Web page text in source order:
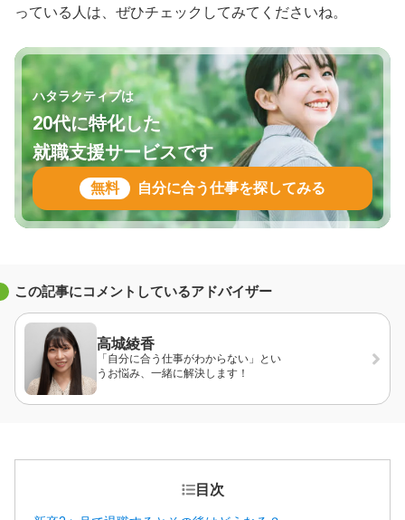
っている人は、ぜひチェックしてみてくださいね。
ハタラクティブは
20代に特化した
就職支援サービスです
無料 自分に合う仕事を探してみる
この記事にコメントしているアドバイザー
高城綾香
「自分に合う仕事がわからない」とい
うお悩み、一緒に解決します！
目次